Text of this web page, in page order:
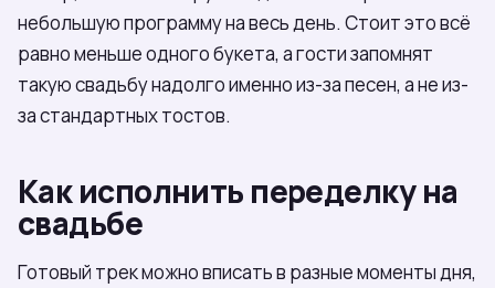
небольшую программу на весь день. Стоит это всё
равно меньше одного букета, а гости запомнят
такую свадьбу надолго именно из-за песен, а не из-
за стандартных тостов.
Как исполнить переделку на
свадьбе
Готовый трек можно вписать в разные моменты дня,